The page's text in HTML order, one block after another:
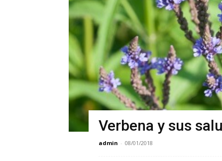
Verbena y sus
admin - 08/01/2018